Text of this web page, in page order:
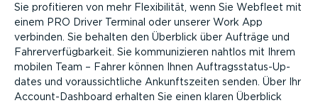
Sie profitieren von mehr Flexi­bi­lität, wenn Sie Webfleet mit
einem PRO Driver Terminal oder unserer Work App
verbinden. Sie behalten den Überblick über Aufträge und
Fahrer­ver­füg­barkeit. Sie kommu­ni­zieren nahtlos mit Ihrem
mobilen Team – Fahrer können Ihnen Auftrags­sta­tus-Up­
dates und voraus­sicht­liche Ankunfts­zeiten senden. Über Ihr
Accoun­t-Da­sh­board erhalten Sie einen klaren Überblick